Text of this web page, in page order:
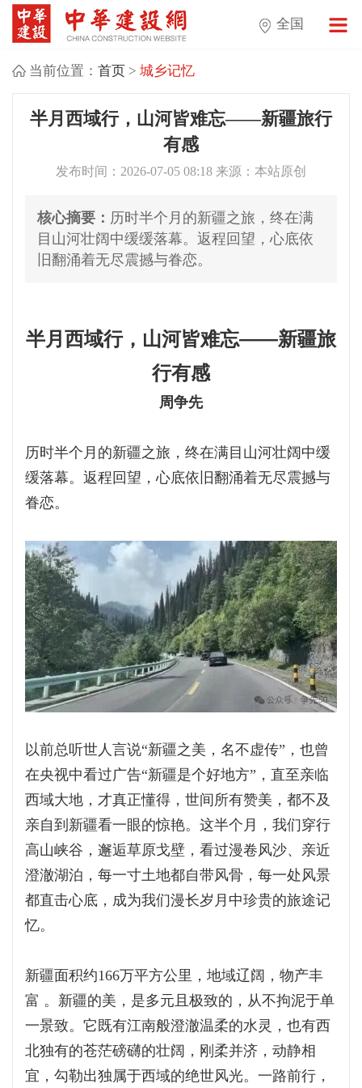
全国
当前位置： 首页> 城乡记忆
半月西域行，山河皆难忘——新疆旅行
有感
发布时间：2026-07-05 08:18 来源：本站原创
核心摘要： 历时半个月的新疆之旅，终在满
目山河壮阔中缓缓落幕。返程回望，心底依
旧翻涌着无尽震撼与眷恋。
半月西域行，山河皆难忘——新疆旅
行有感
周争先
历时半个月的新疆之旅，终在满目山河壮阔中缓
缓落幕。返程回望，心底依旧翻涌着无尽震撼与
眷恋。
以前总听世人言说“新疆之美，名不虚传”，也曾
在央视中看过广告“新疆是个好地方”，直至亲临
西域大地，才真正懂得，世间所有赞美，都不及
亲自到新疆看一眼的惊艳。这半个月，我们穿行
高山峡谷，邂逅草原戈壁，看过漫卷风沙、亲近
澄澈湖泊，每一寸土地都自带风骨，每一处风景
都直击心底，成为我们漫长岁月中珍贵的旅途记
忆。
新疆面积约166万平方公里，地域辽阔，物产丰
富 。‌‌新疆的美，是多元且极致的，从不拘泥于单
一景致。它既有江南般澄澈温柔的水灵，也有西
北独有的苍茫磅礴的壮阔，刚柔并济，动静相
宜，勾勒出独属于西域的绝世风光。一路前行，